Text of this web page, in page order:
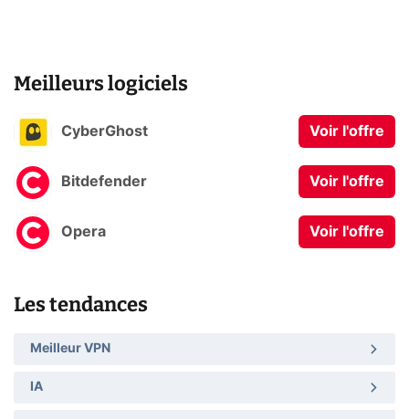
Meilleurs logiciels
CyberGhost Voir l'offre
Bitdefender Voir l'offre
Opera Voir l'offre
Les tendances
Meilleur VPN
IA